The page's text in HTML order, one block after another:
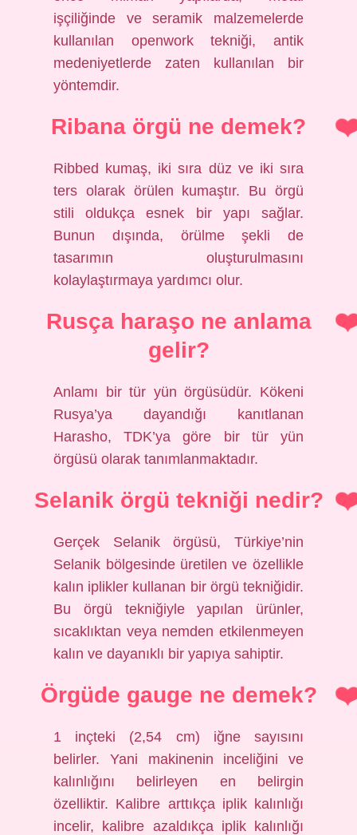
işçiliğinde ve seramik malzemelerde
kullanılan openwork tekniği, antik
medeniyetlerde zaten kullanılan bir
yöntemdir.
Ribana örgü ne demek?
Ribbed kumaş, iki sıra düz ve iki sıra
ters olarak örülen kumaştır. Bu örgü
stili oldukça esnek bir yapı sağlar.
Bunun dışında, örülme şekli de
tasarımın oluşturulmasını
kolaylaştırmaya yardımcı olur.
Rusça haraşo ne anlama
gelir?
Anlamı bir tür yün örgüsüdür. Kökeni
Rusya’ya dayandığı kanıtlanan
Harasho, TDK’ya göre bir tür yün
örgüsü olarak tanımlanmaktadır.
Selanik örgü tekniği nedir?
Gerçek Selanik örgüsü, Türkiye’nin
Selanik bölgesinde üretilen ve özellikle
kalın iplikler kullanan bir örgü tekniğidir.
Bu örgü tekniğiyle yapılan ürünler,
sıcaklıktan veya nemden etkilenmeyen
kalın ve dayanıklı bir yapıya sahiptir.
Örgüde gauge ne demek?
1 inçteki (2,54 cm) iğne sayısını
belirler. Yani makinenin inceliğini ve
kalınlığını belirleyen en belirgin
özelliktir. Kalibre arttıkça iplik kalınlığı
incelir, kalibre azaldıkça iplik kalınlığı